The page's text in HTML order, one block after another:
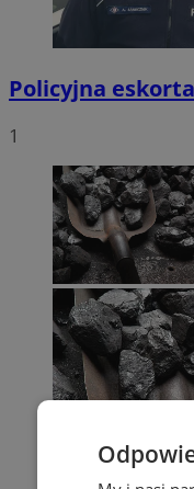
Policyjna
1